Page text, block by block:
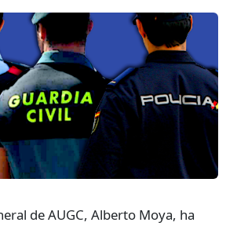
de AUGC, Alberto Moya, ha